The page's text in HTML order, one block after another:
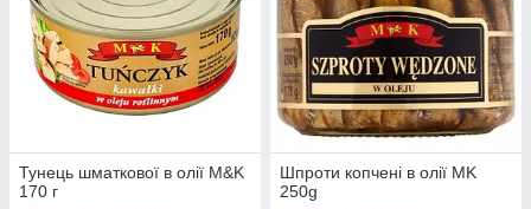
Тунець шматкової в олії M&K
170 г
Шпроти копчені в олії MK
250g